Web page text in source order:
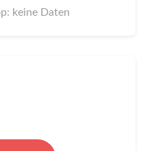
keine Daten